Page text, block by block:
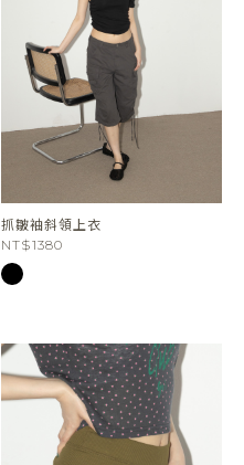
抓皺袖斜領上衣
NT$1380